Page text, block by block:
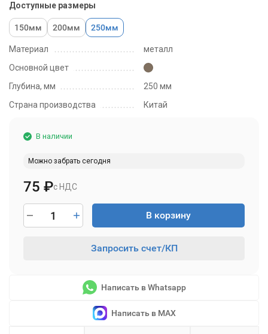
Материал
металл
Основной цвет
Глубина, мм
250 мм
Страна производства
Китай
Доступные размеры
150мм 200мм 250мм
В наличии
Можно забрать сегодня
с НДС
75 ₽
В корзину
Запросить счет/КП
Написать в Whatsapp
Написать в MAX